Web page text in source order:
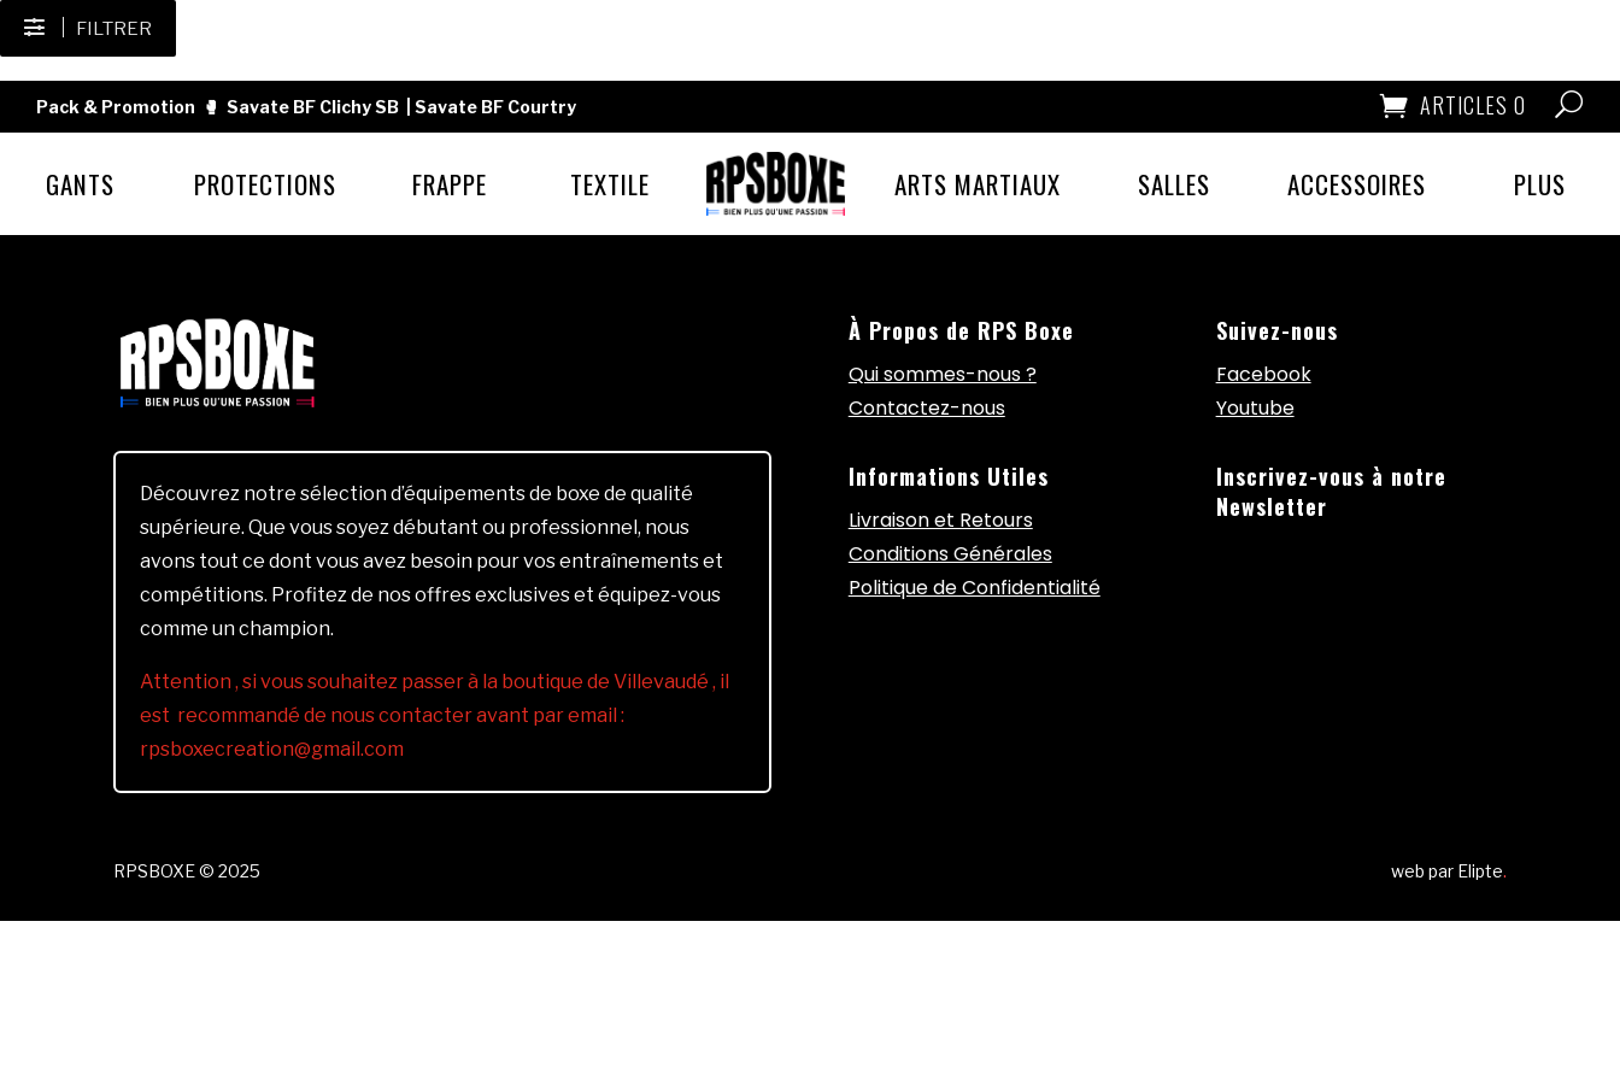
FILTRER
Pack & Promotion 🥊 Savate BF Clichy SB Savate BF Courtry ARTICLES 0
GANTS PROTECTIONS FRAPPE TEXTILE ARTS MARTIAUX SALLES ACCESSOIRES PLUS
Découvrez notre sélection d’équipements de boxe de qualité
supérieure. Que vous soyez débutant ou professionnel, nous
avons tout ce dont vous avez besoin pour vos entraînements et
compétitions. Profitez de nos offres exclusives et équipez-vous
comme un champion.
Attention , si vous souhaitez passer à la boutique de Villevaudé , il
est recommandé de nous contacter avant par email :
rpsboxecreation@gmail.com
À Propos de RPS Boxe
Qui sommes-nous ?
Contactez-nous
Informations Utiles
Livraison et Retours
Conditions Générales
Politique de Confidentialité
Suivez-nous
Facebook
Youtube
Inscrivez-vous à notre
Newsletter
RPSBOXE © 2025 web par Elipte.